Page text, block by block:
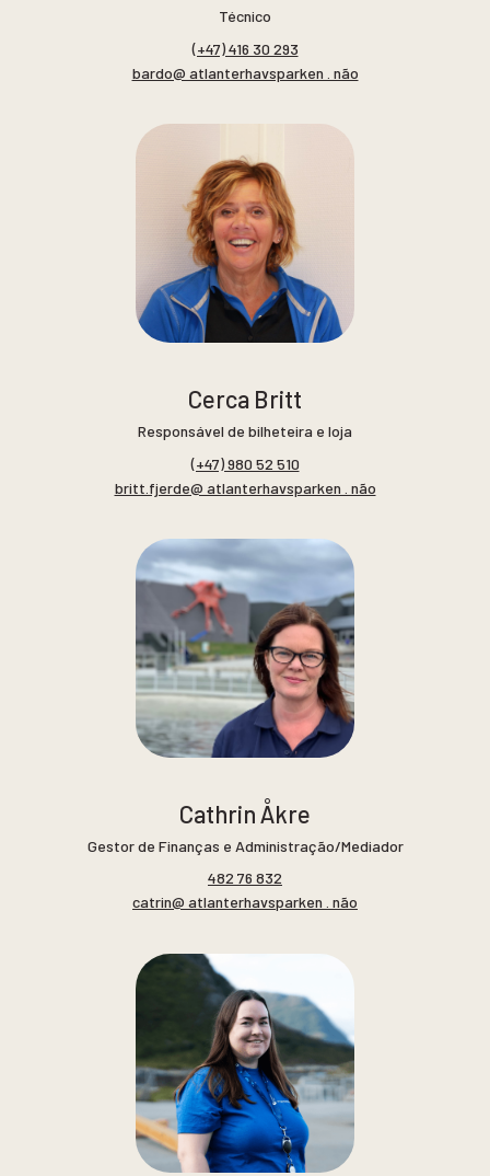
Técnico
(+47) 416 30 293
bardo@ atlanterhavsparken . não
Cerca Britt
Responsável de bilheteira e loja
(+47) 980 52 510
britt.fjerde@ atlanterhavsparken . não
Cathrin Åkre
Gestor de Finanças e Administração/Mediador
482 76 832
catrin@ atlanterhavsparken . não